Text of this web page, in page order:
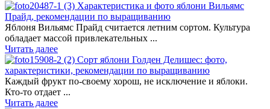
Характеристика и фото яблони Вильямс
Прайд, рекомендации по выращиванию
Яблоня Вильямс Прайд считается летним сортом. Культура
обладает массой привлекательных ...
Читать далее
Сорт яблони Голден Делишес: фото,
характеристики, рекомендации по выращиванию
Каждый фрукт по-своему хорош, не исключение и яблоки.
Кто-то отдает ...
Читать далее